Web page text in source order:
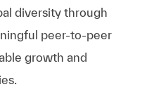
diversity through
peer-to-peer
growth and